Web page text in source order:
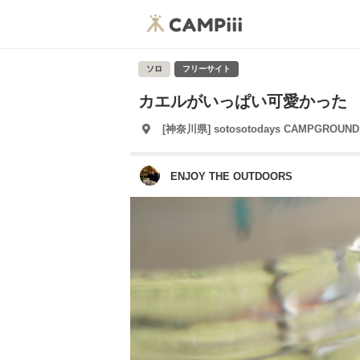
ソロ フリーサイト
カエルがいっぱい可愛かった
[神奈川県] sotosotodays
ENJOY THE OUTDOORS